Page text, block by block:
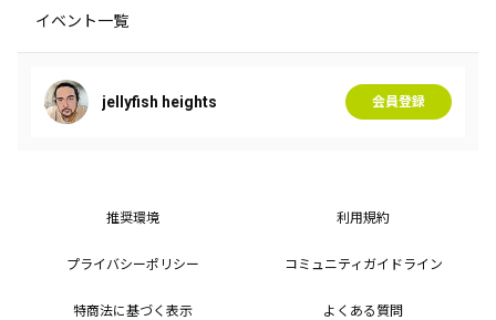
イベント一覧
jellyfish heights 会員登録
推奨環境 利用規約
プライバシーポリシー コミュニティガイドライン
特商法に基づく表示 よくある質問